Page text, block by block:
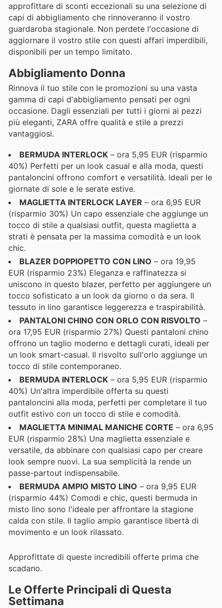
approfittare di sconti eccezionali su una selezione di
capi di abbigliamento che rinnoveranno il vostro
guardaroba stagionale. Non perdete l'occasione di
aggiornare il vostro stile con questi affari imperdibili,
disponibili per un tempo limitato.
Abbigliamento Donna
Rinnova il tuo stile con le promozioni su una vasta
gamma di capi d'abbigliamento pensati per ogni
occasione. Dagli essenziali per tutti i giorni ai pezzi
più eleganti, ZARA offre qualità e stile a prezzi
vantaggiosi.
BERMUDA INTERLOCK – ora 5,95 EUR (risparmio
40%) Perfetti per un look casual e alla moda, questi
pantaloncini offrono comfort e versatilità. Ideali per le
giornate di sole e le serate estive.
MAGLIETTA INTERLOCK LAYER – ora 6,95 EUR
(risparmio 30%) Un capo essenziale che aggiunge un
tocco di stile a qualsiasi outfit, questa maglietta a
strati è pensata per la massima comodità e un look
chic.
BLAZER DOPPIOPETTO CON LINO – ora 19,95
EUR (risparmio 23%) Eleganza e raffinatezza si
uniscono in questo blazer, perfetto per aggiungere un
tocco sofisticato a un look da giorno o da sera. Il
tessuto in lino garantisce leggerezza e traspirabilità.
PANTALONI CHINO CON ORLO CON RISVOLTO –
ora 17,95 EUR (risparmio 27%) Questi pantaloni chino
offrono un taglio moderno e dettagli curati, ideali per
un look smart-casual. Il risvolto sull'orlo aggiunge un
tocco di stile contemporaneo.
BERMUDA INTERLOCK – ora 5,95 EUR (risparmio
40%) Un'altra imperdibile offerta su questi
pantaloncini alla moda, perfetti per completare il tuo
outfit estivo con un tocco di stile e comodità.
MAGLIETTA MINIMAL MANICHE CORTE – ora 6,95
EUR (risparmio 28%) Una maglietta essenziale e
versatile, da abbinare con qualsiasi capo per creare
look sempre nuovi. La sua semplicità la rende un
passe-partout indispensabile.
BERMUDA AMPIO MISTO LINO – ora 9,95 EUR
(risparmio 44%) Comodi e chic, questi bermuda in
misto lino sono l'ideale per affrontare la stagione
calda con stile. Il taglio ampio garantisce libertà di
movimento e un look rilassato.
Approfittate di queste incredibili offerte prima che
scadano.
Le Offerte Principali di Questa
Settimana